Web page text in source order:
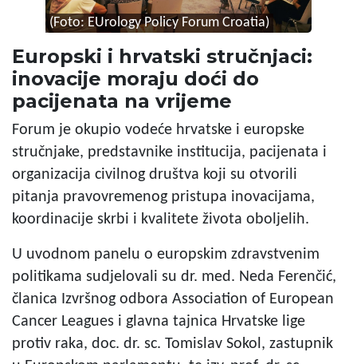
(Foto: EUrology Policy Forum Croatia)
Europski i hrvatski stručnjaci:
inovacije moraju doći do
pacijenata na vrijeme
Forum je okupio vodeće hrvatske i europske
stručnjake, predstavnike institucija, pacijenata i
organizacija civilnog društva koji su otvorili
pitanja pravovremenog pristupa inovacijama,
koordinacije skrbi i kvalitete života oboljelih.
U uvodnom panelu o europskim zdravstvenim
politikama sudjelovali su dr. med. Neda Ferenčić,
članica Izvršnog odbora Association of European
Cancer Leagues i glavna tajnica Hrvatske lige
protiv raka, doc. dr. sc. Tomislav Sokol, zastupnik